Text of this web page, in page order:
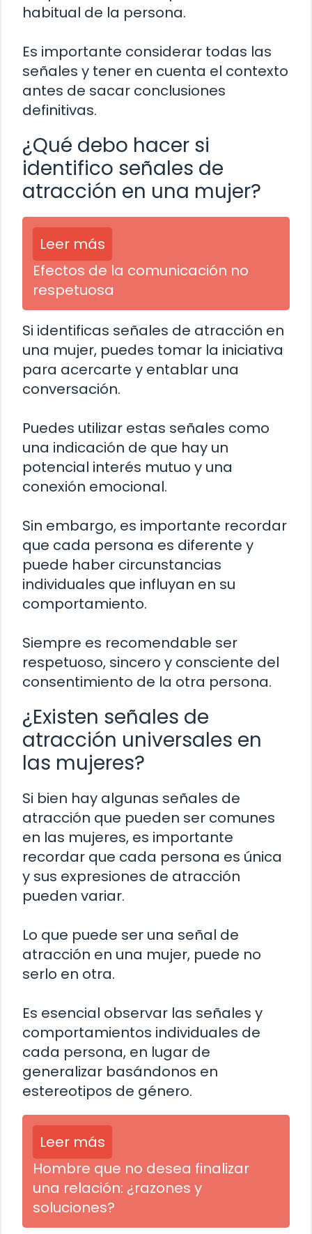
habitual de la persona.
Es importante considerar todas las
señales y tener en cuenta el contexto
antes de sacar conclusiones
definitivas.
¿Qué debo hacer si
identifico señales de
atracción en una mujer?
Leer más
Efectos de la comunicación no
respetuosa
Si identificas señales de atracción en
una mujer, puedes tomar la iniciativa
para acercarte y entablar una
conversación.
Puedes utilizar estas señales como
una indicación de que hay un
potencial interés mutuo y una
conexión emocional.
Sin embargo, es importante recordar
que cada persona es diferente y
puede haber circunstancias
individuales que influyan en su
comportamiento.
Siempre es recomendable ser
respetuoso, sincero y consciente del
consentimiento de la otra persona.
¿Existen señales de
atracción universales en
las mujeres?
Si bien hay algunas señales de
atracción que pueden ser comunes
en las mujeres, es importante
recordar que cada persona es única
y sus expresiones de atracción
pueden variar.
Lo que puede ser una señal de
atracción en una mujer, puede no
serlo en otra.
Es esencial observar las señales y
comportamientos individuales de
cada persona, en lugar de
generalizar basándonos en
estereotipos de género.
Leer más
Hombre que no desea finalizar
una relación: ¿razones y
soluciones?